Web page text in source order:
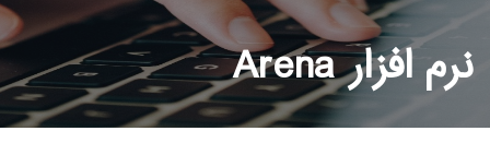
نرم افزار Arena